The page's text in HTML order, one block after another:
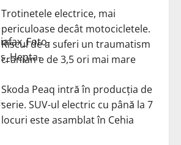
Trotinetele electrice, mai
periculoase decât motocicletele.
Riscul de a suferi un traumatism
cranian e de 3,5 ori mai mare
Skoda Peaq intră în producția de
serie. SUV-ul electric cu până la 7
locuri este asamblat în Cehia